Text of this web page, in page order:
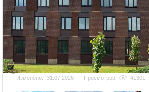
Добавить фотографию
Изменено:
31.07.2026 Просмотров 41301